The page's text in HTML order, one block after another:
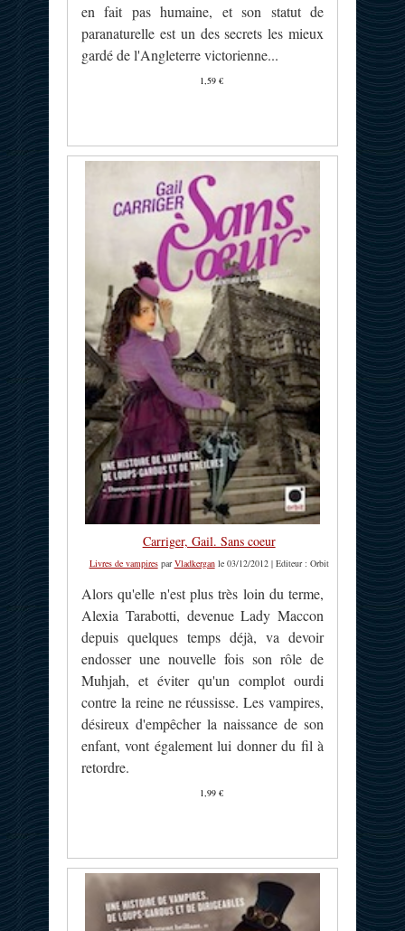
en fait pas humaine, et son statut de
paranaturelle est un des secrets les mieux
gardé de l'Angleterre victorienne...
1,59 €
Carriger, Gail. Sans coeur
Livres de vampiresparVladkerganle 03/12/2012 | Editeur : Orbit
Alors qu'elle n'est plus très loin du terme,
Alexia Tarabotti, devenue Lady Maccon
depuis quelques temps déjà, va devoir
endosser une nouvelle fois son rôle de
Muhjah, et éviter qu'un complot ourdi
contre la reine ne réussisse. Les vampires,
désireux d'empêcher la naissance de son
enfant, vont également lui donner du fil à
retordre.
1,99 €